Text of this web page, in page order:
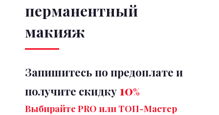
перманентный
макияж
Запишитесь по предоплате и
получите скидку 10%
Выбирайте PRO или ТОП-Мастер